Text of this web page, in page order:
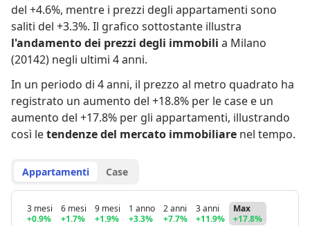
del +4.6%, mentre i prezzi degli appartamenti sono
saliti del +3.3%. Il grafico sottostante illustra
l'andamento dei prezzi degli immobili a Milano
(20142) negli ultimi 4 anni.
In un periodo di 4 anni, il prezzo al metro quadrato ha
registrato un aumento del +18.8% per le case e un
aumento del +17.8% per gli appartamenti, illustrando
così letendenze del mercato immobiliare nel tempo.
Appartamenti Case
3 mesi
+0.9%
6 mesi
+1.7%
9 mesi
+1.9%
1 anno
+3.3%
2 anni
+7.7%
3 anni
+11.9%
Max
+17.8%